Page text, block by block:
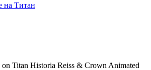
на Титан
on Titan Historia Reiss & Crown Animated